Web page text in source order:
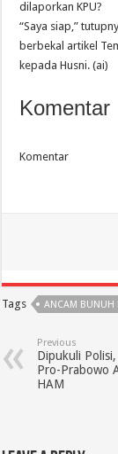
dilaporkan KPU?
“Saya siap,”
berbekal artikel
kepada Husni. (ai)
Komentar
Komentar
Tags ANCAM BUNUH
Previous
Dipukuli
Pro-Prabowo
HAM